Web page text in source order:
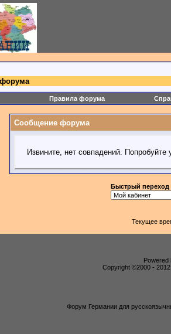
Правила форума
Сообщение форума
Извините, нет совпадений.
Быстрый переход
Текущее
Powered
Copyright ©2000 -
Форум Германии для